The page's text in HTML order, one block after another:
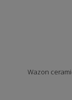
Wazon